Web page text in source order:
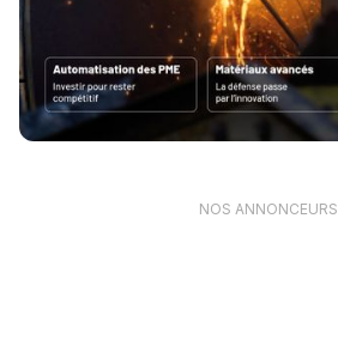
NOS ANNONCEURS